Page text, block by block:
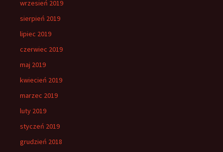
wrzesień 2019
sierpień 2019
lipiec 2019
czerwiec 2019
maj 2019
kwiecień 2019
marzec 2019
luty 2019
styczeń 2019
grudzień 2018